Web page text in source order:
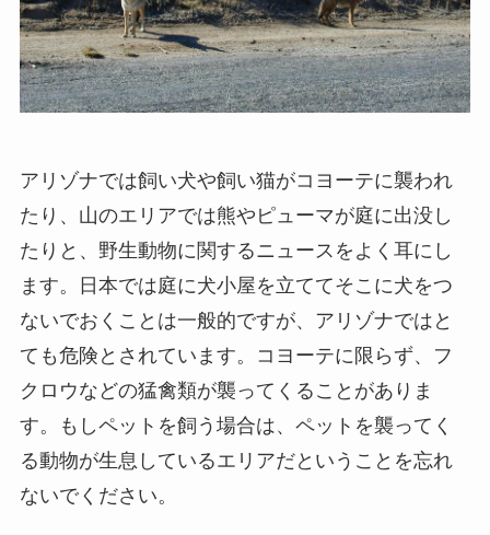
アリゾナでは飼い犬や飼い猫がコヨーテに襲われ
たり、山のエリアでは熊やピューマが庭に出没し
たりと、野生動物に関するニュースをよく耳にし
ます。日本では庭に犬小屋を立ててそこに犬をつ
ないでおくことは一般的ですが、アリゾナではと
ても危険とされています。コヨーテに限らず、フ
クロウなどの猛禽類が襲ってくることがありま
す。もしペットを飼う場合は、ペットを襲ってく
る動物が生息しているエリアだということを忘れ
ないでください。